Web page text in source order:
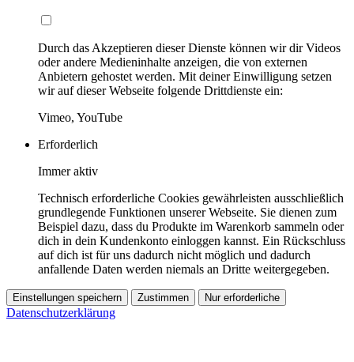
Durch das Akzeptieren dieser Dienste können wir dir Videos
oder andere Medieninhalte anzeigen, die von externen
Anbietern gehostet werden. Mit deiner Einwilligung setzen
wir auf dieser Webseite folgende Drittdienste ein:
Vimeo, YouTube
Erforderlich
Immer aktiv
Technisch erforderliche Cookies gewährleisten ausschließlich
grundlegende Funktionen unserer Webseite. Sie dienen zum
Beispiel dazu, dass du Produkte im Warenkorb sammeln oder
dich in dein Kundenkonto einloggen kannst. Ein Rückschluss
auf dich ist für uns dadurch nicht möglich und dadurch
anfallende Daten werden niemals an Dritte weitergegeben.
Einstellungen speichern Zustimmen Nur erforderliche
Datenschutzerklärung